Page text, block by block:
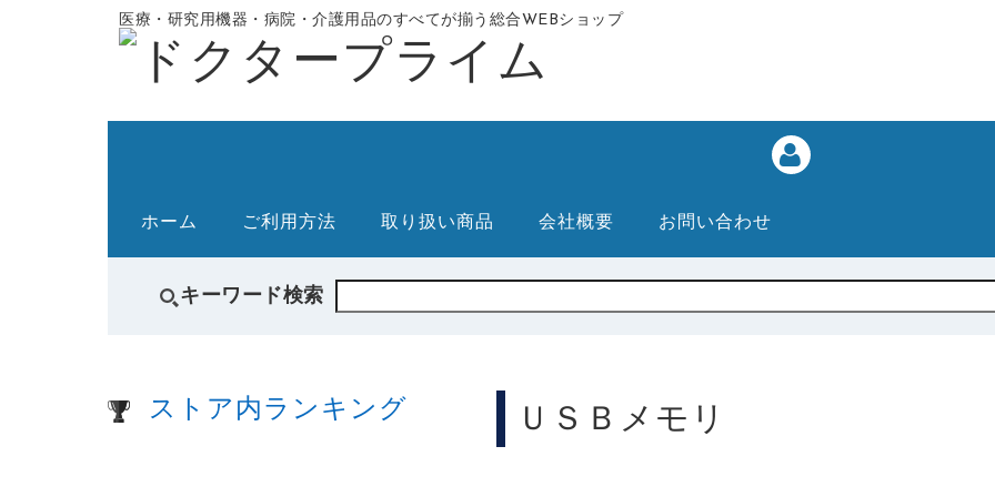
医療・研究用機器・病院・介護用品のすべてが揃う総合WEBショップ
ホーム ご利用方法 取り扱い商品 会社概要 お問い合わせ
キーワード検索
ＵＳＢメモリ
ストア内ランキング